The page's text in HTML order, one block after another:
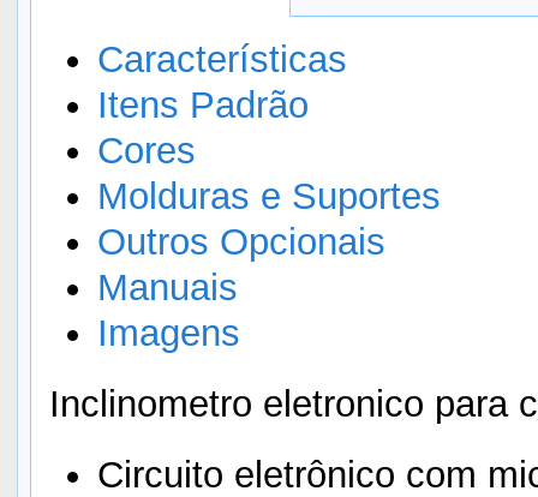
Características
Itens Padrão
Cores
Molduras e Suportes
Outros Opcionais
Manuais
Imagens
Inclinometro eletronico para
Circuito eletrônico com